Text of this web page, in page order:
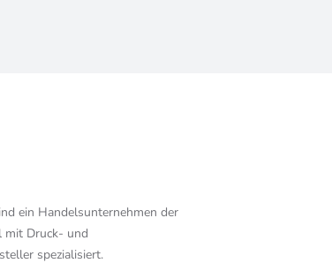
ein Handelsunternehmen der
mit Druck- und
spezialisiert.